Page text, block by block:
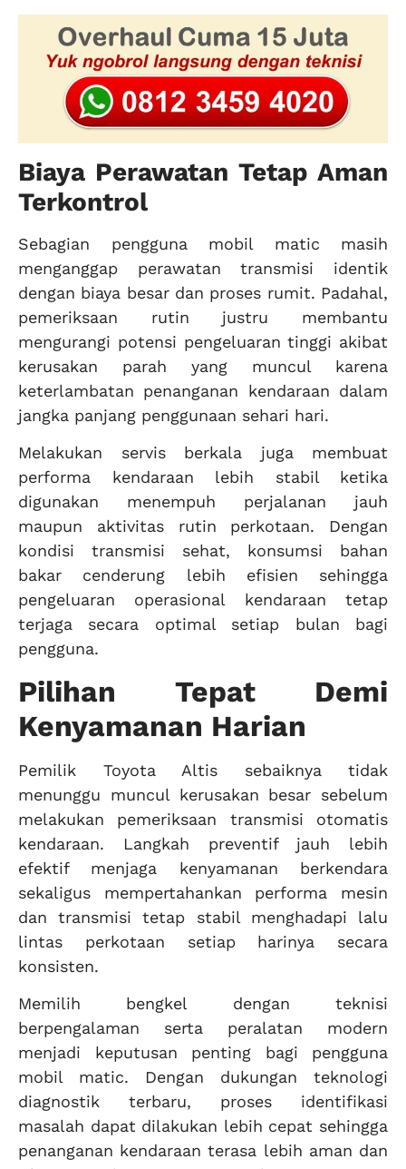
Biaya Perawatan Tetap Aman
Terkontrol
Sebagian pengguna mobil matic masih
menganggap perawatan transmisi identik
dengan biaya besar dan proses rumit. Padahal,
pemeriksaan rutin justru membantu
mengurangi potensi pengeluaran tinggi akibat
kerusakan parah yang muncul karena
keterlambatan penanganan kendaraan dalam
jangka panjang penggunaan sehari hari.
Melakukan servis berkala juga membuat
performa kendaraan lebih stabil ketika
digunakan menempuh perjalanan jauh
maupun aktivitas rutin perkotaan. Dengan
kondisi transmisi sehat, konsumsi bahan
bakar cenderung lebih efisien sehingga
pengeluaran operasional kendaraan tetap
terjaga secara optimal setiap bulan bagi
pengguna.
Pilihan Tepat Demi
Kenyamanan Harian
Pemilik Toyota Altis sebaiknya tidak
menunggu muncul kerusakan besar sebelum
melakukan pemeriksaan transmisi otomatis
kendaraan. Langkah preventif jauh lebih
efektif menjaga kenyamanan berkendara
sekaligus mempertahankan performa mesin
dan transmisi tetap stabil menghadapi lalu
lintas perkotaan setiap harinya secara
konsisten.
Memilih bengkel dengan teknisi
berpengalaman serta peralatan modern
menjadi keputusan penting bagi pengguna
mobil matic. Dengan dukungan teknologi
diagnostik terbaru, proses identifikasi
masalah dapat dilakukan lebih cepat sehingga
penanganan kendaraan terasa lebih aman dan